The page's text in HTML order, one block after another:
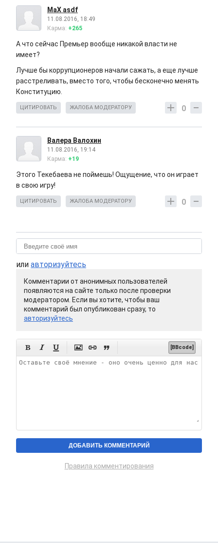
MaX asdf
11.08.2016, 18:49
Карма: +265
А что сейчас Премьер вообще никакой власти не
имеет?
Лучше бы коррупционеров начали сажать, а еще лучше
расстреливать, вместо того, чтобы бесконечно менять
Конституцию.
0
ЦИТИРОВАТЬ ЖАЛОБА МОДЕРАТОРУ
Валера Валохин
11.08.2016, 19:14
Карма: +19
Этого Текебаева не поймешь! Ощущение, что он играет
в свою игру!
0
ЦИТИРОВАТЬ ЖАЛОБА МОДЕРАТОРУ
или авторизуйтесь
Комментарии от анонимных пользователей
появляются на сайте только после проверки
модератором. Если вы хотите, чтобы ваш
комментарий был опубликован сразу, то
авторизуйтесь
      [BBcode]
Правила комментирования